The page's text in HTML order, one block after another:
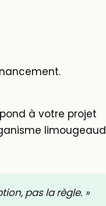
à votre projet
limougeaud
pas la règle. »